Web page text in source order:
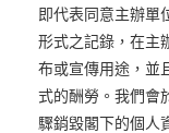
即代表同意主辦單
形式之記錄，在主
布或宣傳用途，並
式的酬勞。我們會
驟銷毀閣下的個人